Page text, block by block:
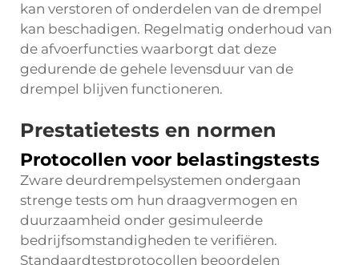
kan verstoren of onderdelen van de drempel
kan beschadigen. Regelmatig onderhoud van
de afvoerfuncties waarborgt dat deze
gedurende de gehele levensduur van de
drempel blijven functioneren.
Prestatietests en normen
Protocollen voor belastingstests
Zware deurdrempelsystemen ondergaan
strenge tests om hun draagvermogen en
duurzaamheid onder gesimuleerde
bedrijfsomstandigheden te verifiëren.
Standaardtestprotocollen beoordelen